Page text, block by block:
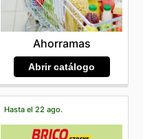
Ahorramas
Abrir catálogo
Hasta el 22 ago.